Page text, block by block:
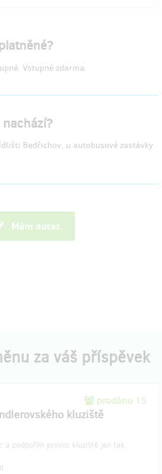
Vstupné zdarma.
Bedřichov, u autobusové zastávky
Mám dotaz
za váš příspěvek
prodáno 15
kluziště
a podpořím provoz kluziště jen tak.